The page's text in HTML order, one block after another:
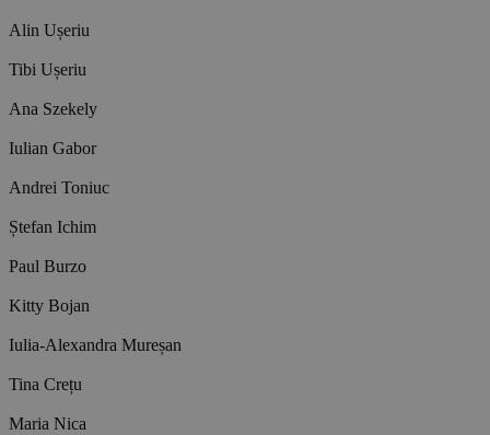
Alin Ușeriu
Tibi Ușeriu
Ana Szekely
Iulian Gabor
Andrei Toniuc
Ștefan Ichim
Paul Burzo
Kitty Bojan
Iulia-Alexandra Mureșan
Tina Crețu
Maria Nica